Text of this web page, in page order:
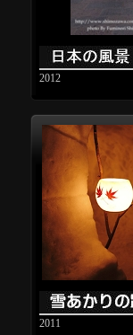
2012
2011